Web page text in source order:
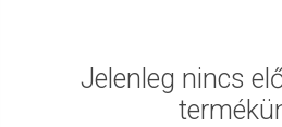
Jelenleg nincs